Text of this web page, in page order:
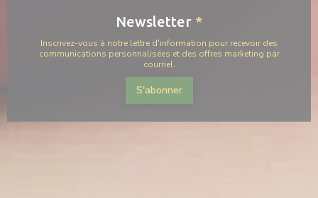
Newsletter *
Inscrivez-vous à notre lettre d'information pour recevoir des
communications personnalisées et des offres marketing par
courriel.
S'abonner